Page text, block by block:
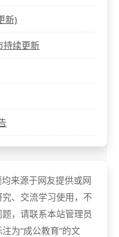
新)
续更新
来源于网友提供或网
、交流学习使用，不
，请联系本站管理员
为“成公教育”的文